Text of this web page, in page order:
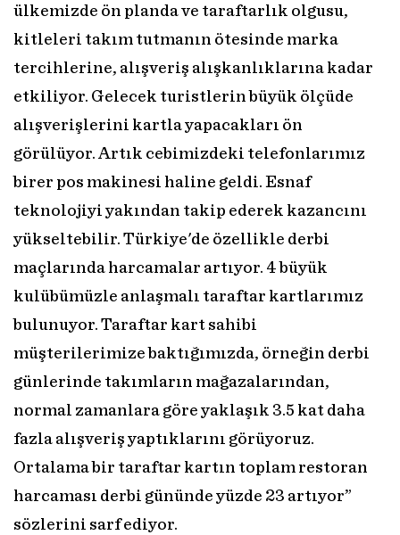
ülkemizde ön planda ve taraftarlık olgusu,
kitleleri takım tutmanın ötesinde marka
tercihlerine, alışveriş alışkanlıklarına kadar
etkiliyor. Gelecek turistlerin büyük ölçüde
alışverişlerini kartla yapacakları ön
görülüyor. Artık cebimizdeki telefonlarımız
birer pos makinesi haline geldi. Esnaf
teknolojiyi yakından takip ederek kazancını
yükseltebilir. Türkiye'de özellikle derbi
maçlarında harcamalar artıyor. 4 büyük
kulübümüzle anlaşmalı taraftar kartlarımız
bulunuyor. Taraftar kart sahibi
müşterilerimize baktığımızda, örneğin derbi
günlerinde takımların mağazalarından,
normal zamanlara göre yaklaşık 3.5 kat daha
fazla alışveriş yaptıklarını görüyoruz.
Ortalama bir taraftar kartın toplam restoran
harcaması derbi gününde yüzde 23 artıyor”
sözlerini sarf ediyor.